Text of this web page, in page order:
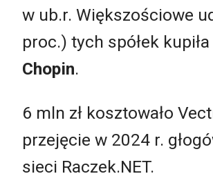
w ub.r. Większościowe
proc.) tych spółek kupiła
Chopin.
6 mln zł kosztowało
przejęcie w 2024 r.
sieci Raczek.NET.